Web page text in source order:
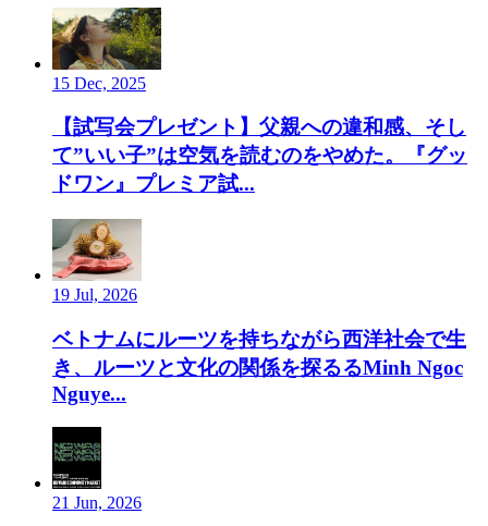
15 Dec, 2025
【試写会プレゼント】父親への違和感、そし
て”いい子”は空気を読むのをやめた。『グッ
ドワン』プレミア試...
19 Jul, 2026
ベトナムにルーツを持ちながら西洋社会で生
き、ルーツと文化の関係を探るるMinh Ngoc
Nguye...
21 Jun, 2026